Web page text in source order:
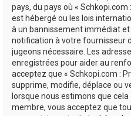
pays, du pays où «
est hébergé ou les lois
à un bannissement immédiat
notification à votre fournisseur
jugeons nécessaire. Les
enregistrées pour aider au
acceptez que « Schkopi.com :
supprime, modifie, déplace ou
lorsque nous estimons que
membre, vous acceptez que